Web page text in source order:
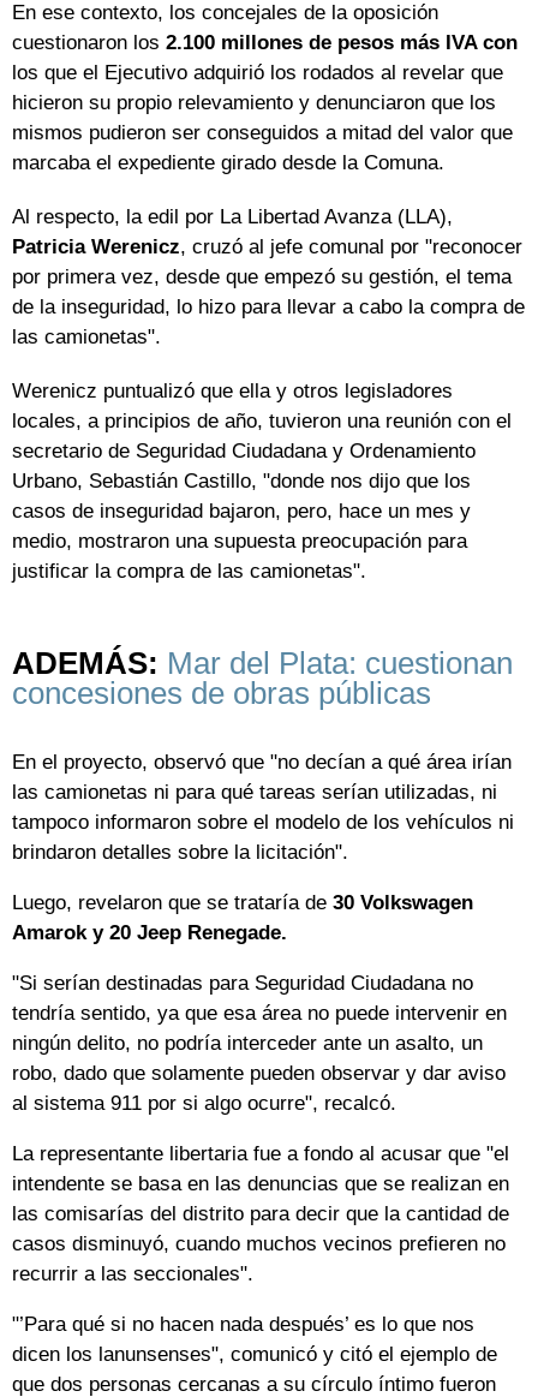
En ese contexto, los concejales de la oposición
cuestionaron los 2.100 millones de pesos más IVA con
los que el Ejecutivo adquirió los rodados al revelar que
hicieron su propio relevamiento y denunciaron que los
mismos pudieron ser conseguidos a mitad del valor que
marcaba el expediente girado desde la Comuna.
Al respecto, la edil por La Libertad Avanza (LLA),
Patricia Werenicz, cruzó al jefe comunal por "reconocer
por primera vez, desde que empezó su gestión, el tema
de la inseguridad, lo hizo para llevar a cabo la compra de
las camionetas".
Werenicz puntualizó que ella y otros legisladores
locales, a principios de año, tuvieron una reunión con el
secretario de Seguridad Ciudadana y Ordenamiento
Urbano, Sebastián Castillo, "donde nos dijo que los
casos de inseguridad bajaron, pero, hace un mes y
medio, mostraron una supuesta preocupación para
justificar la compra de las camionetas".
ADEMÁS: Mar del Plata: cuestionan
concesiones de obras públicas
En el proyecto, observó que "no decían a qué área irían
las camionetas ni para qué tareas serían utilizadas, ni
tampoco informaron sobre el modelo de los vehículos ni
brindaron detalles sobre la licitación".
Luego, revelaron que se trataría de 30 Volkswagen
Amarok y 20 Jeep Renegade.
"Si serían destinadas para Seguridad Ciudadana no
tendría sentido, ya que esa área no puede intervenir en
ningún delito, no podría interceder ante un asalto, un
robo, dado que solamente pueden observar y dar aviso
al sistema 911 por si algo ocurre", recalcó.
La representante libertaria fue a fondo al acusar que "el
intendente se basa en las denuncias que se realizan en
las comisarías del distrito para decir que la cantidad de
casos disminuyó, cuando muchos vecinos prefieren no
recurrir a las seccionales".
"’Para qué si no hacen nada después’ es lo que nos
dicen los lanunsenses", comunicó y citó el ejemplo de
que dos personas cercanas a su círculo íntimo fueron